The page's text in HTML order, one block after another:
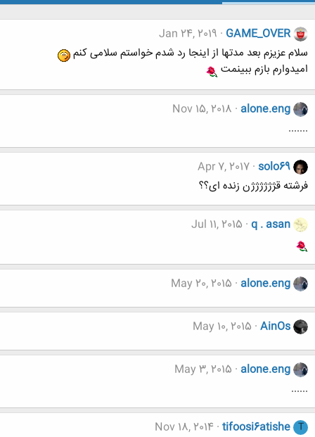
GAME_OVER
Jan 24, 2019
سلام عزیزم بعد مدتها از اینجا رد شدم خواستم سلامی کنم
امیدوارم بازم ببینمت
alone.eng
Nov 15, 2018
.......
solo69
Apr 7, 2017
فرشته قژژژژژژن زنده ای؟؟
q . asan
Jul 11, 2015
alone.eng
May 20, 2015
AinOs
May 10, 2015
alone.eng
May 3, 2015
......
T
tifoosi6atishe
Nov 18, 2014